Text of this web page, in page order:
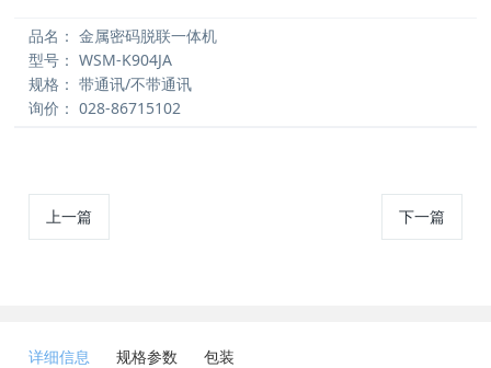
品名： 金属密码脱联一体机
型号： WSM-K904JA
规格： 带通讯/不带通讯
询价： 028-86715102
上一篇 下一篇
详细信息 规格参数 包装